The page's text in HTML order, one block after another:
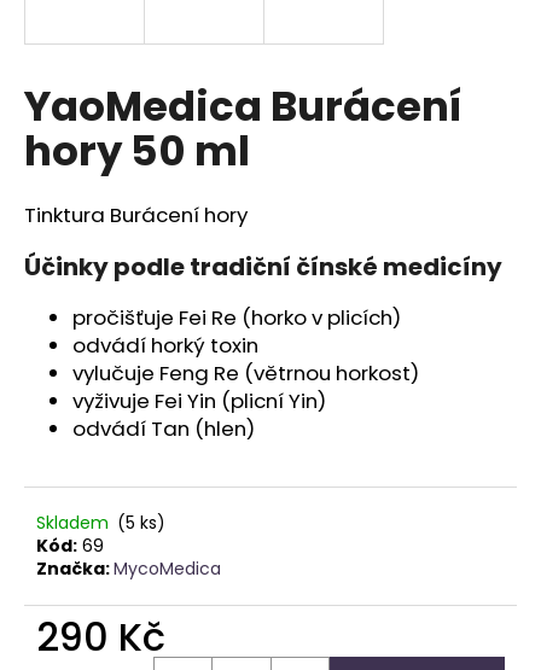
YaoMedica Burácení
hory 50 ml
Tinktura Burácení hory
Účinky podle tradiční čínské medicíny
pročišťuje Fei Re (horko v plicích)
odvádí horký toxin
vylučuje Feng Re (větrnou horkost)
vyživuje Fei Yin (plicní Yin)
odvádí Tan (hlen)
Skladem (5 ks)
Kód: 69
Značka:MycoMedica
290 Kč
í
t
?
HLEDAT
r
u
č
u
j
m